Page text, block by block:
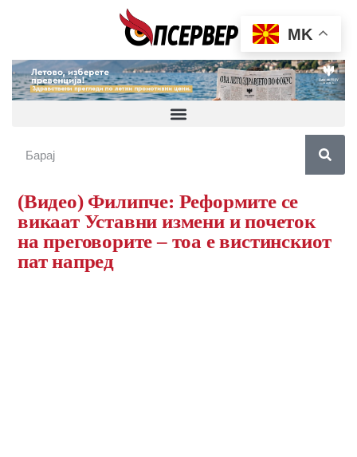
(Видео) Филипче: Реформите се
викаат Уставни измени и почеток
на преговорите – тоа е вистинскиот
пат напред
MK